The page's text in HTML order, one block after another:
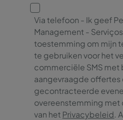
Via telefoon - Ik geef
Management -
toestemming om mijn
te gebruiken voor het
commerciële SMS
aangevraagde offertes
gecontracteerde
overeenstemming met
van het Privacybeleid.